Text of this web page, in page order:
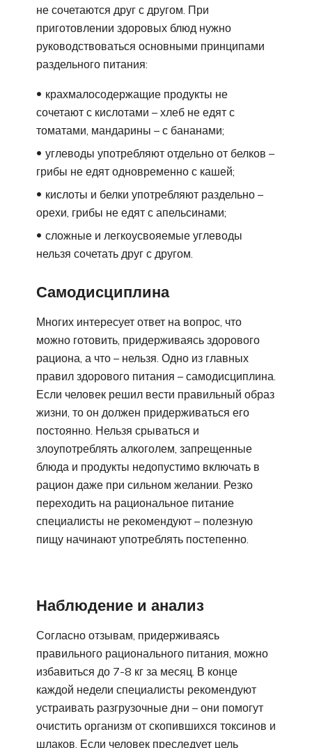
не сочетаются друг с другом. При
приготовлении здоровых блюд нужно
руководствоваться основными принципами
раздельного питания:
крахмалосодержащие продукты не
сочетают с кислотами – хлеб не едят с
томатами, мандарины – с бананами;
углеводы употребляют отдельно от белков –
грибы не едят одновременно с кашей;
кислоты и белки употребляют раздельно –
орехи, грибы не едят с апельсинами;
сложные и легкоусвояемые углеводы
нельзя сочетать друг с другом.
Самодисциплина
Многих интересует ответ на вопрос, что
можно готовить, придерживаясь здорового
рациона, а что – нельзя. Одно из главных
правил здорового питания – самодисциплина.
Если человек решил вести правильный образ
жизни, то он должен придерживаться его
постоянно. Нельзя срываться и
злоупотреблять алкоголем, запрещенные
блюда и продукты недопустимо включать в
рацион даже при сильном желании. Резко
переходить на рациональное питание
специалисты не рекомендуют – полезную
пищу начинают употреблять постепенно.
Наблюдение и анализ
Согласно отзывам, придерживаясь
правильного рационального питания, можно
избавиться до 7-8 кг за месяц. В конце
каждой недели специалисты рекомендуют
устраивать разгрузочные дни – они помогут
очистить организм от скопившихся токсинов и
шлаков. Если человек преследует цель